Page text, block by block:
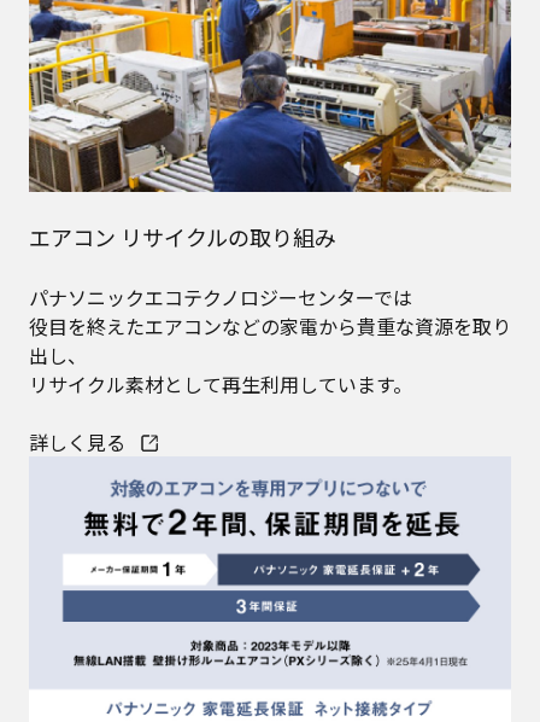
エアコン リサイクルの取り組み
パナソニックエコテクノロジーセンターでは
役目を終えたエアコンなどの家電から貴重な資源を取り
出し、
リサイクル素材として再生利用しています。
詳しく見る